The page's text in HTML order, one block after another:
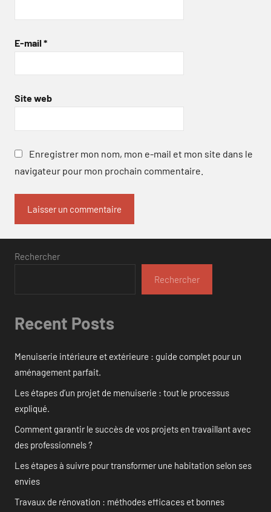
E-mail *
Site web
Enregistrer mon nom, mon e-mail et mon site dans le
navigateur pour mon prochain commentaire.
Rechercher
Rechercher
Recent Posts
Menuiserie intérieure et extérieure : guide complet pour un
aménagement parfait.
Les étapes d’un projet de menuiserie : tout le processus
expliqué.
Comment garantir le succès de vos projets en travaillant avec
des professionnels ?
Les étapes à suivre pour transformer une habitation selon ses
envies
Travaux de rénovation : méthodes efficaces et bonnes